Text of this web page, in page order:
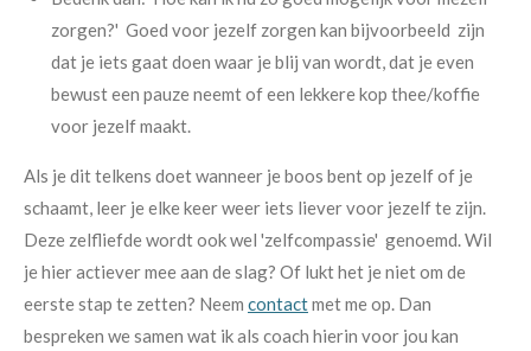
zorgen?' Goed voor jezelf zorgen kan bijvoorbeeld zijn
dat je iets gaat doen waar je blij van wordt, dat je even
bewust een pauze neemt of een lekkere kop thee/koffie
voor jezelf maakt.
Als je dit telkens doet wanneer je boos bent op jezelf of je
schaamt, leer je elke keer weer iets liever voor jezelf te zijn.
Deze zelfliefde wordt ook wel 'zelfcompassie' genoemd. Wil
je hier actiever mee aan de slag? Of lukt het je niet om de
eerste stap te zetten? Neem contactmet me op. Dan
bespreken we samen wat ik als coach hierin voor jou kan